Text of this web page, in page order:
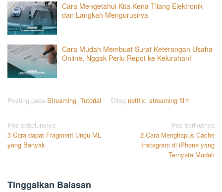
Cara Mengetahui Kita Kena Tilang Elektronik
dan Langkah Mengurusnya
Cara Mudah Membuat Surat Keterangan Usaha
Online, Nggak Perlu Repot ke Kelurahan!
Posting pada Streaming Tutorial Ditag netflix streaming film
Navigasi
pos
Pos sebelumnya
3 Cara dapat Fragment Ungu ML
yang Banyak
Pos berikutnya
2 Cara Menghapus Cache
Instagram di iPhone yang
Ternyata Mudah
Tinggalkan Balasan